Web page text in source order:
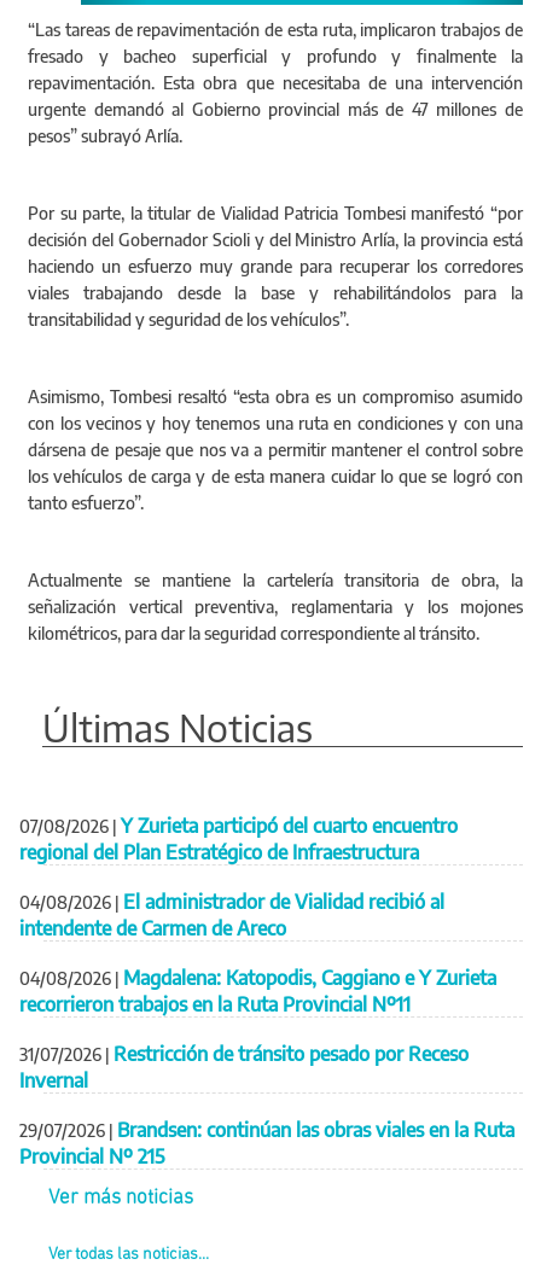
“Las tareas de repavimentación de esta ruta, implicaron trabajos de
fresado y bacheo superficial y profundo y finalmente la
repavimentación. Esta obra que necesitaba de una intervención
urgente demandó al Gobierno provincial más de 47 millones de
pesos” subrayó Arlía.
Por su parte, la titular de Vialidad Patricia Tombesi manifestó “por
decisión del Gobernador Scioli y del Ministro Arlía, la provincia está
haciendo un esfuerzo muy grande para recuperar los corredores
viales trabajando desde la base y rehabilitándolos para la
transitabilidad y seguridad de los vehículos”.
Asimismo, Tombesi resaltó “esta obra es un compromiso asumido
con los vecinos y hoy tenemos una ruta en condiciones y con una
dársena de pesaje que nos va a permitir mantener el control sobre
los vehículos de carga y de esta manera cuidar lo que se logró con
tanto esfuerzo”.
Actualmente se mantiene la cartelería transitoria de obra, la
señalización vertical preventiva, reglamentaria y los mojones
kilométricos, para dar la seguridad correspondiente al tránsito.
Últimas Noticias
07/08/2026 | Y Zurieta participó del cuarto encuentro
regional del Plan Estratégico de Infraestructura
04/08/2026 | El administrador de Vialidad recibió al
intendente de Carmen de Areco
04/08/2026 | Magdalena: Katopodis, Caggiano e Y Zurieta
recorrieron trabajos en la Ruta Provincial Nº11
31/07/2026 | Restricción de tránsito pesado por Receso
Invernal
29/07/2026 | Brandsen: continúan las obras viales en la Ruta
Provincial Nº 215
Ver más noticias
Ver todas las noticias...